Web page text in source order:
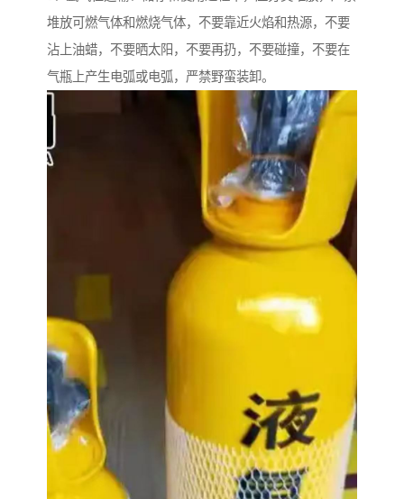
堆放可燃气体和燃烧气体，不要靠近火焰和热源，不要
沾上油蜡，不要晒太阳，不要再扔，不要碰撞，不要在
气瓶上产生电弧或电弧，严禁野蛮装卸。